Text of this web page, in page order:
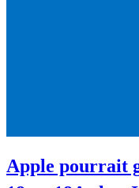
Apple pourrait